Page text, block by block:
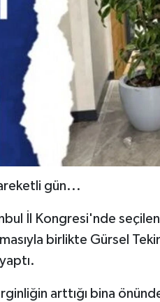
gün...
İl Kongresi'nde
birlikte Gürsel
arttığı bina